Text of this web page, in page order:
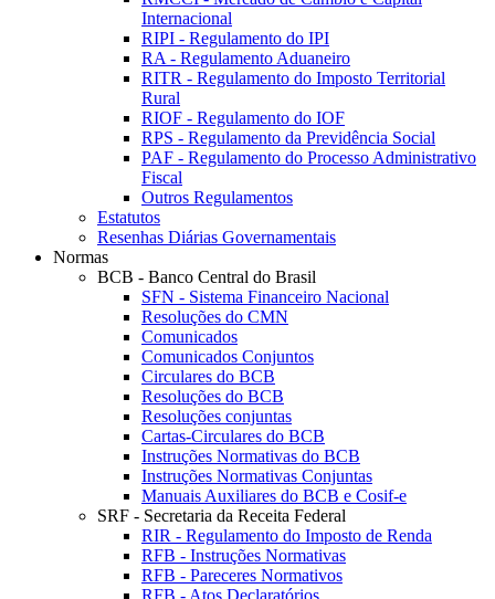
Internacional
RIPI - Regulamento do IPI
RA - Regulamento Aduaneiro
RITR - Regulamento do Imposto Territorial
Rural
RIOF - Regulamento do IOF
RPS - Regulamento da Previdência Social
PAF - Regulamento do Processo Administrativo
Fiscal
Outros Regulamentos
Estatutos
Resenhas Diárias Governamentais
Normas
BCB - Banco Central do Brasil
SFN - Sistema Financeiro Nacional
Resoluções do CMN
Comunicados
Comunicados Conjuntos
Circulares do BCB
Resoluções do BCB
Resoluções conjuntas
Cartas-Circulares do BCB
Instruções Normativas do BCB
Instruções Normativas Conjuntas
Manuais Auxiliares do BCB e Cosif-e
SRF - Secretaria da Receita Federal
RIR - Regulamento do Imposto de Renda
RFB - Instruções Normativas
RFB - Pareceres Normativos
RFB - Atos Declaratórios